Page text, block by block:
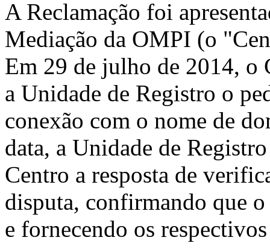
A Reclamação foi
Mediação da OMPI (o
Em 29 de julho de 2014, o
a Unidade de Registro o
conexão com o nome de
data, a Unidade de
Centro a resposta de
disputa, confirmando que
e fornecendo os